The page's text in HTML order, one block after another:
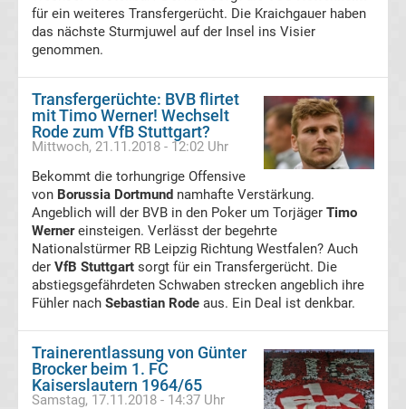
Bundesliga
kostenlos
Bundesliga
Live
Stream
Bundesliga
Meister
Liste
für ein weiteres Transfergerücht. Die Kraichgauer haben
das nächste Sturmjuwel auf der Insel ins Visier
genommen.
Transfergerüchte: BVB flirtet
mit Timo Werner! Wechselt
Rode zum VfB Stuttgart?
Mittwoch, 21.11.2018 - 12:02 Uhr
Bekommt die torhungrige Offensive
von Borussia Dortmund namhafte Verstärkung.
Angeblich will der BVB in den Poker um Torjäger Timo
Wernereinsteigen. Verlässt der begehrte
Nationalstürmer RB Leipzig Richtung Westfalen? Auch
der VfB Stuttgart sorgt für ein Transfergerücht. Die
abstiegsgefährdeten Schwaben strecken angeblich ihre
Fühler nach Sebastian Rode aus. Ein Deal ist denkbar.
Trainerentlassung von Günter
Brocker beim 1. FC
Kaiserslautern 1964/65
Samstag, 17.11.2018 - 14:37 Uhr